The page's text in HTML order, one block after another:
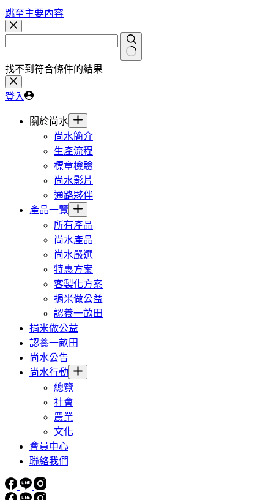
跳至主要內容
找不到符合條件的結果
登入
關於尚水
尚水簡介
生產流程
標章檢驗
尚水影片
通路夥伴
產品一覽
所有產品
尚水產品
尚水嚴選
特惠方案
客製化方案
捐米做公益
認養一畝田
捐米做公益
認養一畝田
尚水公告
尚水行動
總覽
社會
農業
文化
會員中心
聯絡我們